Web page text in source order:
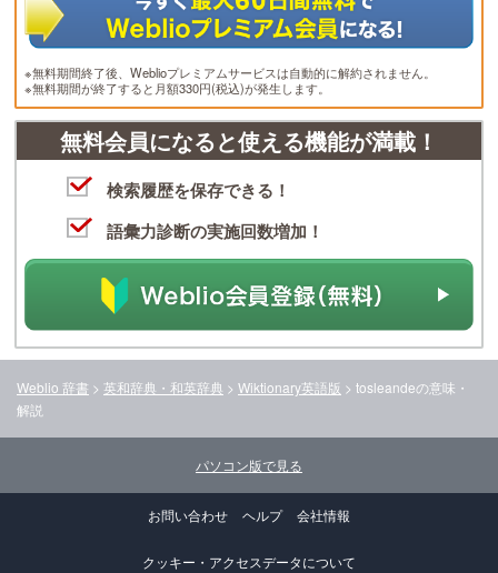
※無料期間終了後、Weblioプレミアムサービスは自動的に解約されません。
※無料期間が終了すると月額330円(税込)が発生します。
無料会員になると使える機能が満載！
検索履歴を保存できる！
語彙力診断の実施回数増加！
Weblio 辞書 > 英和辞典・和英辞典 > Wiktionary英語版 > tosleandeの意味・
解説
パソコン版で見る
お問い合わせ ヘルプ 会社情報
クッキー・アクセスデータについて